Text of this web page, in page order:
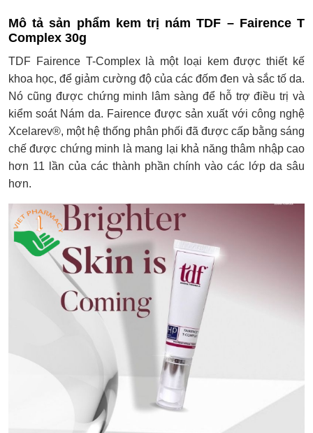
Mô tả sản phẩm kem trị nám TDF – Fairence T
Complex 30g
TDF Fairence T-Complex là một loại kem được thiết kế
khoa học, để giảm cường độ của các đốm đen và sắc tố da.
Nó cũng được chứng minh lâm sàng để hỗ trợ điều trị và
kiểm soát Nám da. Fairence được sản xuất với công nghệ
Xcelarev®, một hệ thống phân phối đã được cấp bằng sáng
chế được chứng minh là mang lại khả năng thâm nhập cao
hơn 11 lần của các thành phần chính vào các lớp da sâu
hơn.